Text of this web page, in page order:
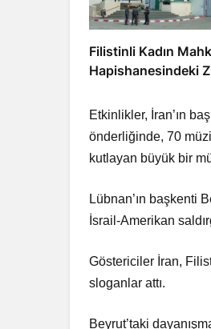
Filistinli Kadın
Hapishanesindeki
Etkinlikler, İran’ın
önderliğinde, 70
kutlayan büyük bir
Lübnan’ın başkenti
İsrail-Amerikan
Göstericiler İran,
sloganlar attı.
Beyrut’taki